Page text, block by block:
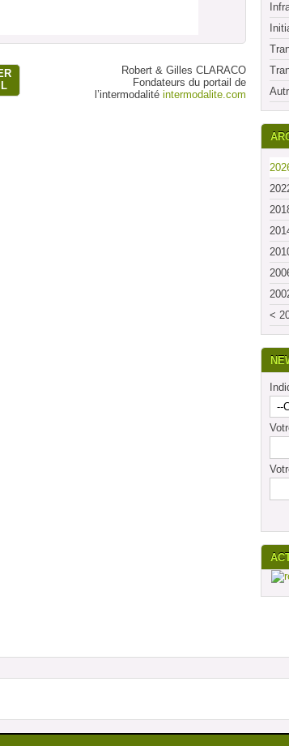
Robert & Gilles CLARACO
Fondateurs du portail de
l’intermodalité intermodalite.com
<